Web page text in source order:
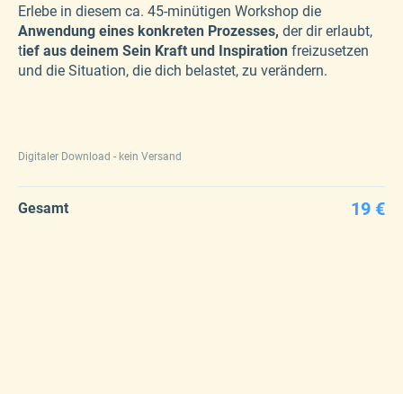
Erlebe in diesem ca. 45-minütigen Workshop die
Anwendung eines konkreten Prozesses, der dir erlaubt,
tief aus deinem Sein Kraft und Inspiration freizusetzen
und die Situation, die dich belastet, zu verändern.
Digitaler Download - kein Versand
Gesamt 19 €